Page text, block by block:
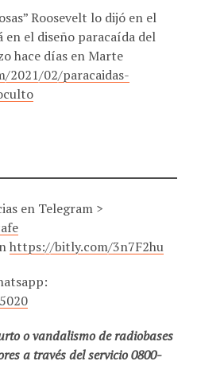
en el diseño paracaída del
hace días en Marte
02/paracaidas-
https://bitly.com/3n7F2hu
a través del servicio 0800-